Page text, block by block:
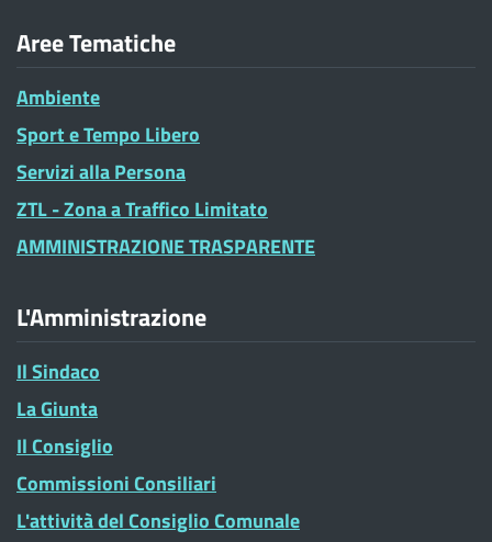
Aree Tematiche
Ambiente
Sport e Tempo Libero
Servizi alla Persona
ZTL - Zona a Traffico Limitato
AMMINISTRAZIONE TRASPARENTE
L'Amministrazione
Il Sindaco
La Giunta
Il Consiglio
Commissioni Consiliari
L'attività del Consiglio Comunale